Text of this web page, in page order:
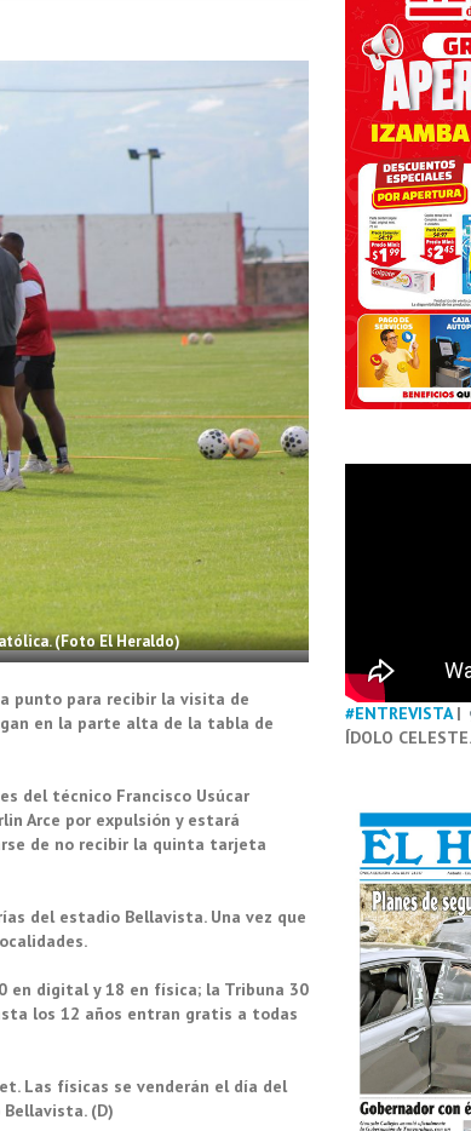
(Foto El Heraldo)
punto para recibir la visita de
en la parte alta de la tabla de
del técnico Francisco Usúcar
Arce por expulsión y estará
de no recibir la quinta tarjeta
del estadio Bellavista. Una vez que
en digital y 18 en física; la Tribuna 30
los 12 años entran gratis a todas
Las físicas se venderán el día del
(D)
#ENTREVISTA|
ÍDOLO